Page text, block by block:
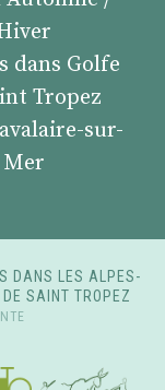
dans Golfe
Tropez
sur-
Mer
DANS LES ALPES-
SAINT TROPEZ